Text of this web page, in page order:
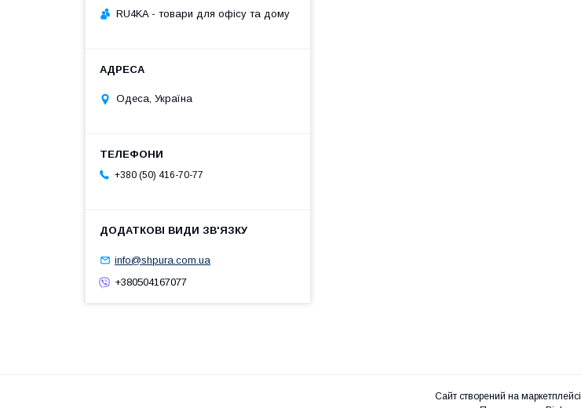
RU4KA - товари для офісу та дому
Одеса, Україна
+380 (50) 416-70-77
info@shpura.com.ua
+380504167077
Сайт створений на маркетплейсі